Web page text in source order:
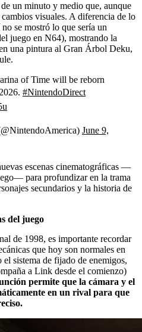
un minuto y medio que, aunque
visuales. A diferencia de lo
se mostró lo que sería un
juego en N64), mostrando la
una pintura al Gran Árbol Deku,
of Time will be reborn
#NintendoDirect
June 9,
escenas cinematográficas —
para profundizar en la trama
secundarios y la historia de
del juego
de 1998, es importante recordar
que hoy son normales en
sistema de fijado de enemigos,
a Link desde el comienzo)
permite que la cámara y el
en un rival para que